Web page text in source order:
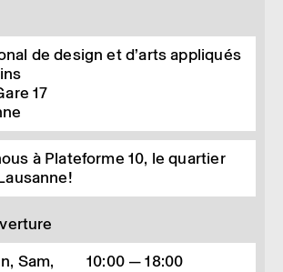
de design et d’arts appliqués
17
à Plateforme 10, le quartier
Sam,
10:00 — 18:00